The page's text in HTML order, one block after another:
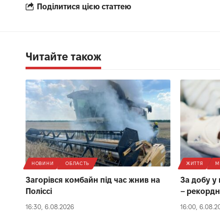
Поділитися цією статтею
Читайте також
НОВИНИ ОБЛАСТЬ
Загорівся комбайн під час жнив на
Поліссі
16:30, 6.08.2026
ЖИТТЯ
За добу у
–
16:00,